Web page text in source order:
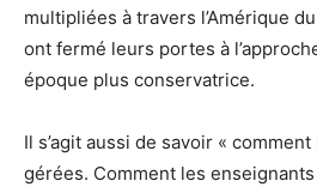
multipliées à travers l’Amérique
ont fermé leurs portes à
époque plus conservatrice.
Il s’agit aussi de savoir «
gérées. Comment les